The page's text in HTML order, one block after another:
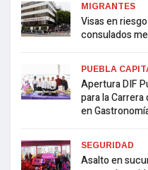
MIGRANTES
Visas en
consulados
PUEBLA
Apertura DIF
para la
en
SEGURIDAD
Asalto en